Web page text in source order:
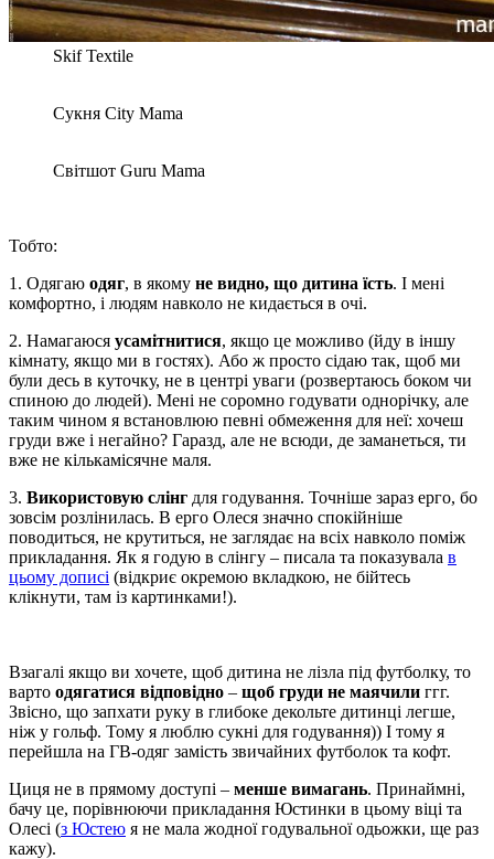
Skif Textile
Сукня City Mama
Світшот Guru Mama
Тобто:
1. Одягаю одяг, в якому не видно, що дитина їсть. І мені
комфортно, і людям навколо не кидається в очі.
2. Намагаюся усамітнитися, якщо це можливо (йду в іншу
кімнату, якщо ми в гостях). Або ж просто сідаю так, щоб ми
були десь в куточку, не в центрі уваги (розвертаюсь боком чи
спиною до людей). Мені не соромно годувати однорічку, але
таким чином я встановлюю певні обмеження для неї: хочеш
груди вже і негайно? Гаразд, але не всюди, де заманеться, ти
вже не кількамісячне маля.
3. Використовую слінг для годування. Точніше зараз ерго, бо
зовсім розлінилась. В ерго Олеся значно спокійніше
поводиться, не крутиться, не заглядає на всіх навколо поміж
прикладання. Як я годую в слінгу – писала та показувала в
цьому дописі (відкриє окремою вкладкою, не бійтесь
клікнути, там із картинками!).
Взагалі якщо ви хочете, щоб дитина не лізла під футболку, то
варто одягатися відповідно – щоб груди не маячили ггг.
Звісно, що запхати руку в глибоке декольте дитинці легше,
ніж у гольф. Тому я люблю сукні для годування)) І тому я
перейшла на ГВ-одяг замість звичайних футболок та кофт.
Циця не в прямому доступі – менше вимагань. Принаймні,
бачу це, порівнюючи прикладання Юстинки в цьому віці та
Олесі (з Юстею я не мала жодної годувальної одьожки, ще раз
кажу).